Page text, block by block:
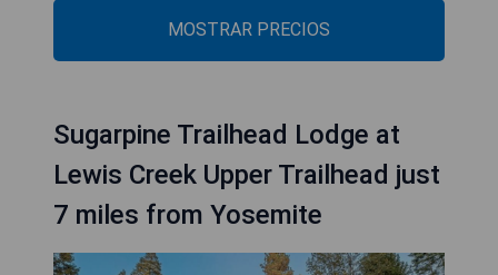
MOSTRAR PRECIOS
Sugarpine Trailhead Lodge at
Lewis Creek Upper Trailhead just
7 miles from Yosemite